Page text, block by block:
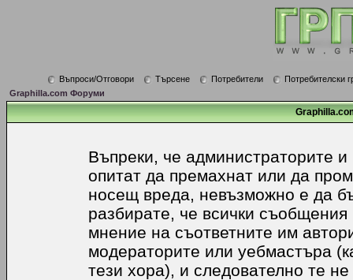
Въпроси/Отговори Търсене Потребители
Потребителски
Graphilla.com Форуми
Въпреки, че администраторите
опитат да премахнат или да
носещ вреда, невъзможно е да
разбирате, че всички
мнение на съответните им
модераторите или уебмастъра
тези хора), и следователно те не